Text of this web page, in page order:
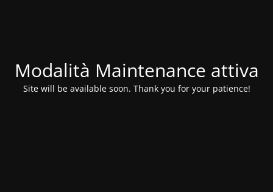
Modalità Maintenance attiva
Site will be available soon. Thank you for your patience!